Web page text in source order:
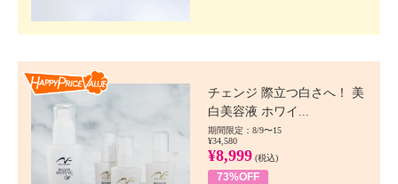
チェンジ 際立つ白さへ！ 美
白美容液 ホワイ...
期間限定：8/9〜15
¥34,580
¥8,999 (税込)
73%OFF